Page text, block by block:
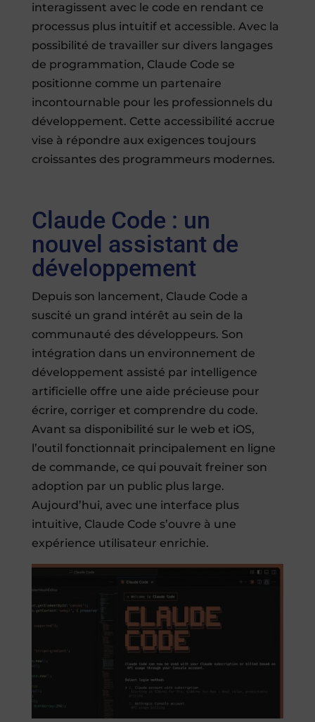
interagissent avec le code en rendant ce
processus plus intuitif et accessible. Avec la
possibilité de travailler sur divers langages
de programmation, Claude Code se
positionne comme un partenaire
incontournable pour les professionnels du
développement. Cette accessibilité accrue
vise à répondre aux exigences toujours
croissantes des programmeurs modernes.
Claude Code : un
nouvel assistant de
développement
Depuis son lancement, Claude Code a
suscité un grand intérêt au sein de la
communauté des développeurs. Son
intégration dans un environnement de
développement assisté par intelligence
artificielle offre une aide précieuse pour
écrire, corriger et comprendre du code.
Avant sa disponibilité sur le web et iOS,
l’outil fonctionnait principalement en ligne
de commande, ce qui pouvait freiner son
adoption par un public plus large.
Aujourd’hui, avec une interface plus
intuitive, Claude Code s’ouvre à une
expérience utilisateur enrichie.